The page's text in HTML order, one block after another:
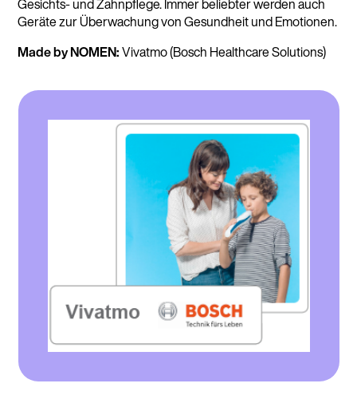
Gesichts- und Zahnpflege. Immer beliebter werden auch
Geräte zur Überwachung von Gesundheit und Emotionen.
Made by NOMEN:Vivatmo (Bosch Healthcare Solutions)